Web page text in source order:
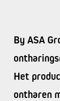
By ASA
Het
ontharen